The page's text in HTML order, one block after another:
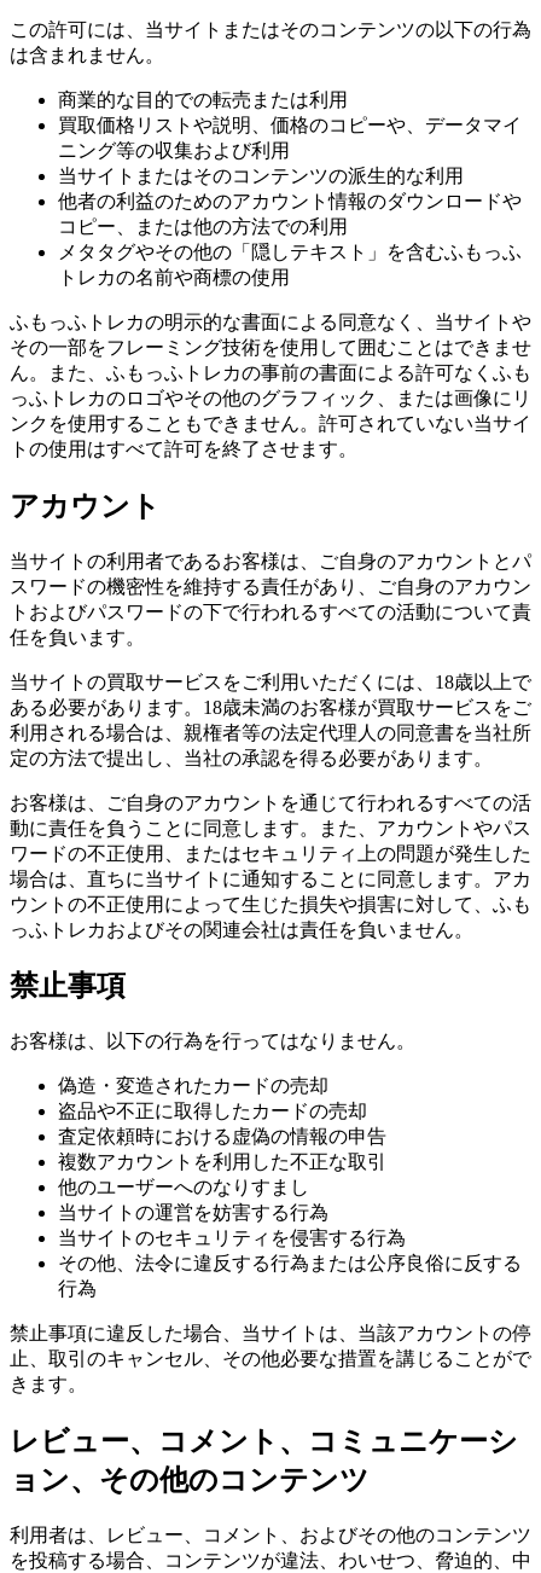
この許可には、当サイトまたはそのコンテンツの以下の行為
は含まれません。
商業的な目的での転売または利用
買取価格リストや説明、価格のコピーや、データマイ
ニング等の収集および利用
当サイトまたはそのコンテンツの派生的な利用
他者の利益のためのアカウント情報のダウンロードや
コピー、または他の方法での利用
メタタグやその他の「隠しテキスト」を含むふもっふ
トレカの名前や商標の使用
ふもっふトレカの明示的な書面による同意なく、当サイトや
その一部をフレーミング技術を使用して囲むことはできませ
ん。また、ふもっふトレカの事前の書面による許可なくふも
っふトレカのロゴやその他のグラフィック、または画像にリ
ンクを使用することもできません。許可されていない当サイ
トの使用はすべて許可を終了させます。
アカウント
当サイトの利用者であるお客様は、ご自身のアカウントとパ
スワードの機密性を維持する責任があり、ご自身のアカウン
トおよびパスワードの下で行われるすべての活動について責
任を負います。
当サイトの買取サービスをご利用いただくには、18歳以上で
ある必要があります。18歳未満のお客様が買取サービスをご
利用される場合は、親権者等の法定代理人の同意書を当社所
定の方法で提出し、当社の承認を得る必要があります。
お客様は、ご自身のアカウントを通じて行われるすべての活
動に責任を負うことに同意します。また、アカウントやパス
ワードの不正使用、またはセキュリティ上の問題が発生した
場合は、直ちに当サイトに通知することに同意します。アカ
ウントの不正使用によって生じた損失や損害に対して、ふも
っふトレカおよびその関連会社は責任を負いません。
禁止事項
お客様は、以下の行為を行ってはなりません。
偽造・変造されたカードの売却
盗品や不正に取得したカードの売却
査定依頼時における虚偽の情報の申告
複数アカウントを利用した不正な取引
他のユーザーへのなりすまし
当サイトの運営を妨害する行為
当サイトのセキュリティを侵害する行為
その他、法令に違反する行為または公序良俗に反する
行為
禁止事項に違反した場合、当サイトは、当該アカウントの停
止、取引のキャンセル、その他必要な措置を講じることがで
きます。
レビュー、コメント、コミュニケーシ
ョン、その他のコンテンツ
利用者は、レビュー、コメント、およびその他のコンテンツ
を投稿する場合、コンテンツが違法、わいせつ、脅迫的、中